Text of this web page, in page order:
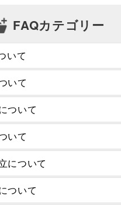
FAQカテゴリー
いて
いて
ついて
いて
について
ついて